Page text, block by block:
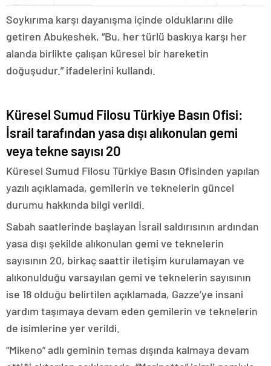
Soykırıma karşı dayanışma içinde olduklarını dile
getiren Abukeshek, “Bu, her türlü baskıya karşı her
alanda birlikte çalışan küresel bir hareketin
doğuşudur.” ifadelerini kullandı.
Küresel Sumud Filosu Türkiye Basın Ofisi:
İsrail tarafından yasa dışı alıkonulan gemi
veya tekne sayısı 20
Küresel Sumud Filosu Türkiye Basın Ofisinden yapılan
yazılı açıklamada, gemilerin ve teknelerin güncel
durumu hakkında bilgi verildi.
Sabah saatlerinde başlayan İsrail saldırısının ardından
yasa dışı şekilde alıkonulan gemi ve teknelerin
sayısının 20, birkaç saattir iletişim kurulamayan ve
alıkonulduğu varsayılan gemi ve teknelerin sayısının
ise 18 olduğu belirtilen açıklamada, Gazze’ye insani
yardım taşımaya devam eden gemilerin ve teknelerin
de isimlerine yer verildi.
“Mikeno” adlı geminin temas dışında kalmaya devam